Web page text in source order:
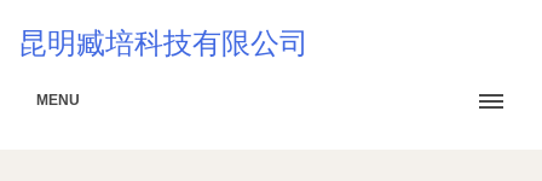
昆明臧培科技有限公司
MENU